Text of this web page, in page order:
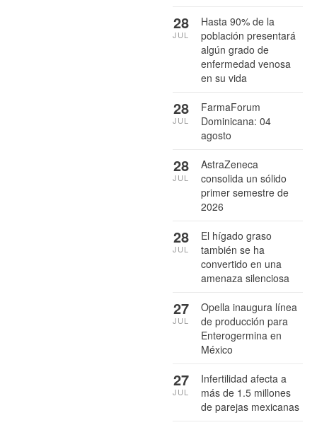
Hasta 90% de la
población presentará
algún grado de
enfermedad venosa
en su vida
28
JUL
FarmaForum
Dominicana: 04
agosto
28
JUL
AstraZeneca
consolida un sólido
primer semestre de
2026
28
JUL
El hígado graso
también se ha
convertido en una
amenaza silenciosa
28
JUL
Opella inaugura línea
de producción para
Enterogermina en
México
27
JUL
Infertilidad afecta a
más de 1.5 millones
de parejas mexicanas
27
JUL